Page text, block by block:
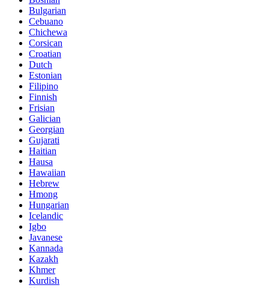
Bulgarian
Cebuano
Chichewa
Corsican
Croatian
Dutch
Estonian
Filipino
Finnish
Frisian
Galician
Georgian
Gujarati
Haitian
Hausa
Hawaiian
Hebrew
Hmong
Hungarian
Icelandic
Igbo
Javanese
Kannada
Kazakh
Khmer
Kurdish